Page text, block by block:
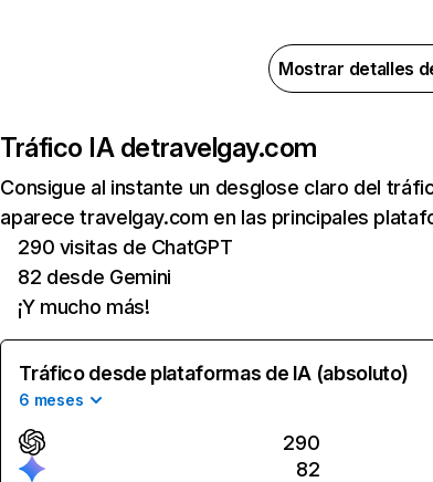
Mostrar detalles
Tráfico IA detravelgay.com
Consigue al instante un desglose claro del
aparece travelgay.com en las principales
290 visitas de ChatGPT
82 desde Gemini
¡Y mucho más!
Tráfico desde plataformas de IA (absoluto)
6 meses
290
82